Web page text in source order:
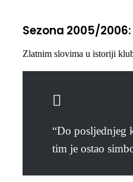
Sezona 2005/
Zlatnim slovima u istoriji
“Do posljednjeg
tim je ostao